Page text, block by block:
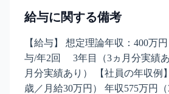
給与に関する備考
【給与】 想定理論年収：400万
与/年2回 3年目（3ヵ月分実績あ
月分実績あり） 【社員の年収例
歳／月給30万円） 年収575万円